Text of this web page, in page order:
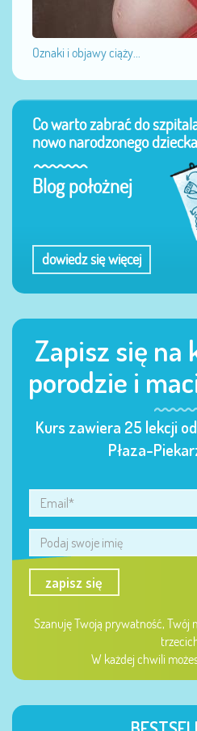
Oznaki i objawy ciąży...
Co warto zabrać do
nowo narodzonego
Blog położnej
dowiedz się więcej
Zapisz się na
porodzie i
Kurs zawiera 25 lekcji
Płaza-
zapisz się
Szanuję Twoją prywatność, Twój
W każdej chwili